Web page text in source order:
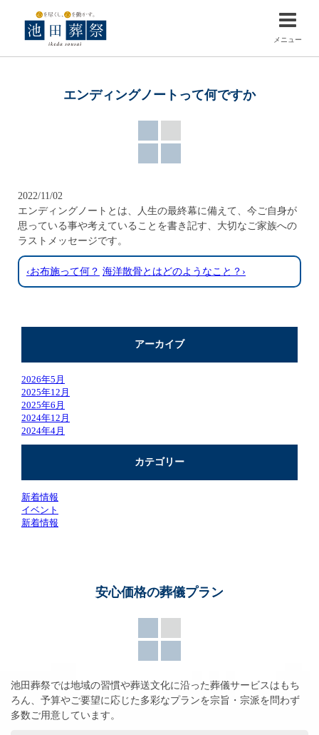
メニュー
エンディングノートって何ですか
2022/11/02
エンディングノートとは、人生の最終幕に備えて、今ご自身が
思っている事や考えていることを書き記す、大切なご家族への
ラストメッセージです。
‹お布施って何？ 海洋散骨とはどのようなこと？›
アーカイブ
2026年5月
2025年12月
2025年6月
2024年12月
2024年4月
カテゴリー
新着情報
イベント
新着情報
安心価格の葬儀プラン
池田葬祭では地域の習慣や葬送文化に沿った葬儀サービスはもち
ろん、 予算やご要望に応じた多彩なプランを宗旨・宗派を問わず
多数ご用意しています。